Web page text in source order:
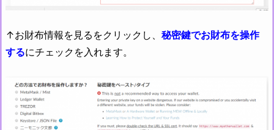
↑お財布情報を見るをクリックし、 秘密鍵でお財布を操作
するにチェックを入れます。